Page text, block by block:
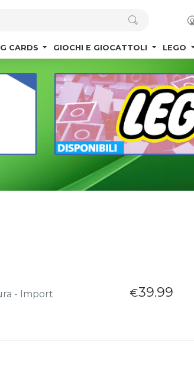
CARDS GIOCHI E GIOCATTOLI LEGO
- Import
€39.99